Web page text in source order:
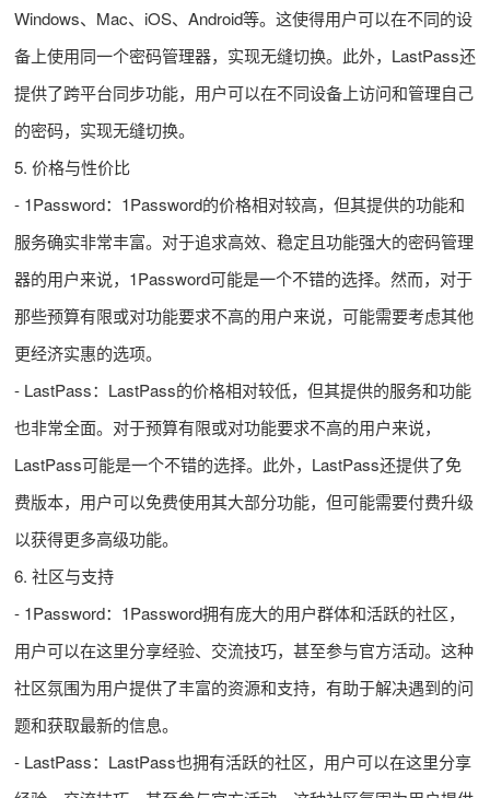
Windows、Mac、iOS、Android等。这使得用户可以在不同的设
备上使用同一个密码管理器，实现无缝切换。此外，LastPass还
提供了跨平台同步功能，用户可以在不同设备上访问和管理自己
的密码，实现无缝切换。
5. 价格与性价比
- 1Password：1Password的价格相对较高，但其提供的功能和
服务确实非常丰富。对于追求高效、稳定且功能强大的密码管理
器的用户来说，1Password可能是一个不错的选择。然而，对于
那些预算有限或对功能要求不高的用户来说，可能需要考虑其他
更经济实惠的选项。
- LastPass：LastPass的价格相对较低，但其提供的服务和功能
也非常全面。对于预算有限或对功能要求不高的用户来说，
LastPass可能是一个不错的选择。此外，LastPass还提供了免
费版本，用户可以免费使用其大部分功能，但可能需要付费升级
以获得更多高级功能。
6. 社区与支持
- 1Password：1Password拥有庞大的用户群体和活跃的社区，
用户可以在这里分享经验、交流技巧，甚至参与官方活动。这种
社区氛围为用户提供了丰富的资源和支持，有助于解决遇到的问
题和获取最新的信息。
- LastPass：LastPass也拥有活跃的社区，用户可以在这里分享